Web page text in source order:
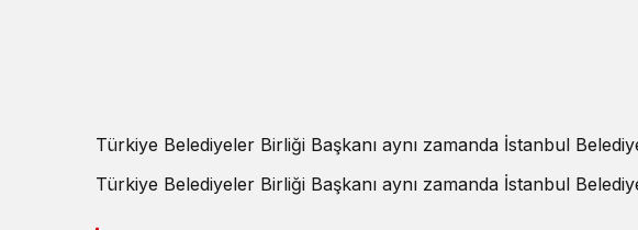
Türkiye Belediyeler Birliği Başkanı aynı zamanda İstanbul
Türkiye Belediyeler Birliği Başkanı aynı zamanda İstanbul